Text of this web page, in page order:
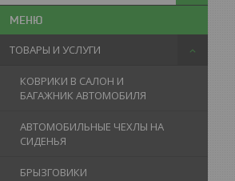
ТОВАРЫ И УСЛУГИ
КОВРИКИ В САЛОН И
БАГАЖНИК АВТОМОБИЛЯ
АВТОМОБИЛЬНЫЕ ЧЕХЛЫ НА
СИДЕНЬЯ
БРЫЗГОВИКИ